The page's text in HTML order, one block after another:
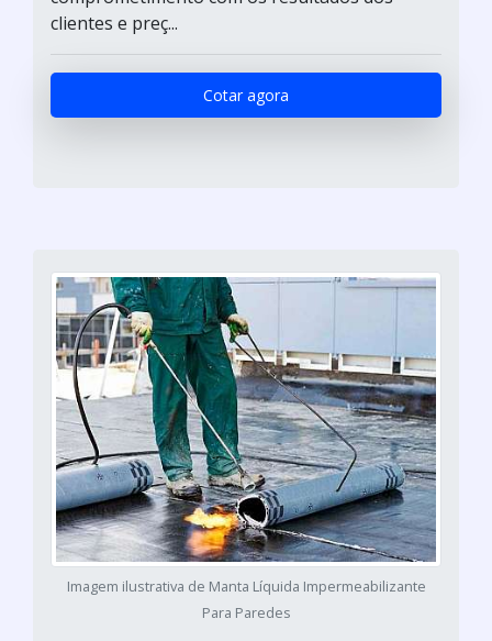
clientes e preç...
Cotar agora
Imagem ilustrativa de Manta Líquida Impermeabilizante
Para Paredes